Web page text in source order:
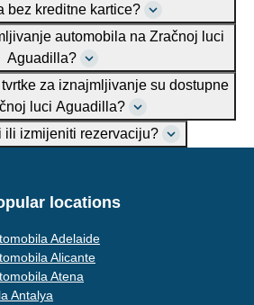
bez kreditne kartice?
automobila na Zračnoj luci
Aguadilla?
za iznajmljivanje su dostupne
luci Aguadilla?
ili izmijeniti rezervaciju?
locations
Adelaide
Alicante
Atena
Antalya